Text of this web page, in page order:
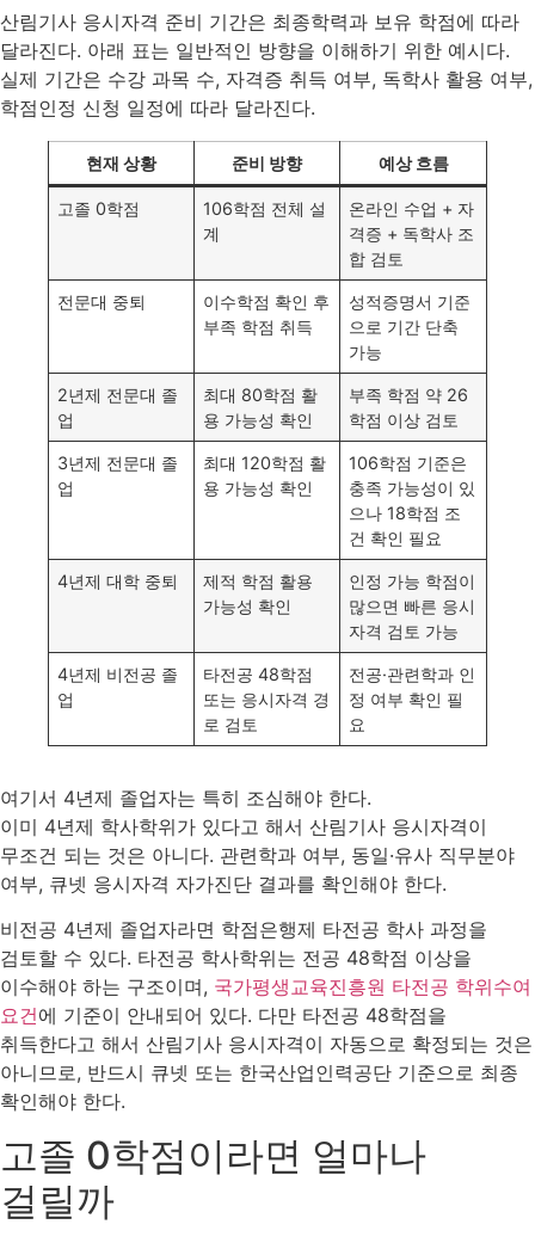
산림기사 응시자격 준비 기간은 최종학력과 보유 학점에 따라
달라진다. 아래 표는 일반적인 방향을 이해하기 위한 예시다.
실제 기간은 수강 과목 수, 자격증 취득 여부, 독학사 활용 여부,
학점인정 신청 일정에 따라 달라진다.
현재 상황 준비 방향 예상 흐름
고졸 0학점
106학점 전체 설
계
온라인 수업 + 자
격증 + 독학사 조
합 검토
전문대 중퇴
이수학점 확인 후
부족 학점 취득
성적증명서 기준
으로 기간 단축
가능
2년제 전문대 졸
업
최대 80학점 활
용 가능성 확인
부족 학점 약 26
학점 이상 검토
3년제 전문대 졸
업
최대 120학점 활
용 가능성 확인
106학점 기준은
충족 가능성이 있
으나 18학점 조
건 확인 필요
4년제 대학 중퇴
제적 학점 활용
가능성 확인
인정 가능 학점이
많으면 빠른 응시
자격 검토 가능
4년제 비전공 졸
업
타전공 48학점
또는 응시자격 경
로 검토
전공·관련학과 인
정 여부 확인 필
요
여기서 4년제 졸업자는 특히 조심해야 한다.
이미 4년제 학사학위가 있다고 해서 산림기사 응시자격이
무조건 되는 것은 아니다. 관련학과 여부, 동일·유사 직무분야
여부, 큐넷 응시자격 자가진단 결과를 확인해야 한다.
비전공 4년제 졸업자라면 학점은행제 타전공 학사 과정을
검토할 수 있다. 타전공 학사학위는 전공 48학점 이상을
이수해야 하는 구조이며, 국가평생교육진흥원 타전공 학위수여
요건에 기준이 안내되어 있다. 다만 타전공 48학점을
취득한다고 해서 산림기사 응시자격이 자동으로 확정되는 것은
아니므로, 반드시 큐넷 또는 한국산업인력공단 기준으로 최종
확인해야 한다.
고졸 0학점이라면 얼마나
걸릴까